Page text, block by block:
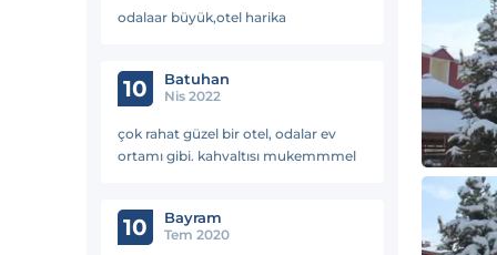
odalaar büyük,otel harika
10 Batuhan
Nis 2022
çok rahat güzel bir otel, odalar ev
ortamı gibi. kahvaltısı mukemmmel
10 Bayram
Tem 2020